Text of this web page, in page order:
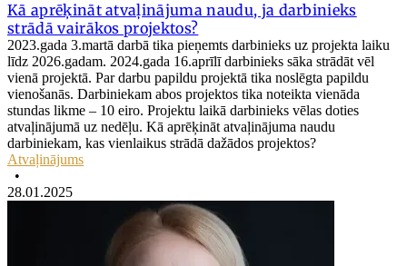
Kā aprēķināt atvaļinājuma naudu, ja darbinieks
strādā vairākos projektos?
2023.gada 3.martā darbā tika pieņemts darbinieks uz projekta laiku
līdz 2026.gadam. 2024.gada 16.aprīlī darbinieks sāka strādāt vēl
vienā projektā. Par darbu papildu projektā tika noslēgta papildu
vienošanās. Darbiniekam abos projektos tika noteikta vienāda
stundas likme – 10 eiro. Projektu laikā darbinieks vēlas doties
atvaļinājumā uz nedēļu. Kā aprēķināt atvaļinājuma naudu
darbiniekam, kas vienlaikus strādā dažādos projektos?
Atvaļinājums
•
28.01.2025